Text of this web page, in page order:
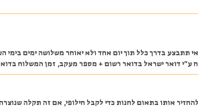
בדרך כלל תוך יום אחד ולא יאוחר משלושה ימים בימי
בדואר רשום + מספר מעקב, זמן המשלוח בדואר ישראל הוא בדרך כלל
אותו בתאום לחנות כדי לקבל חילופי, אם זה תקלה